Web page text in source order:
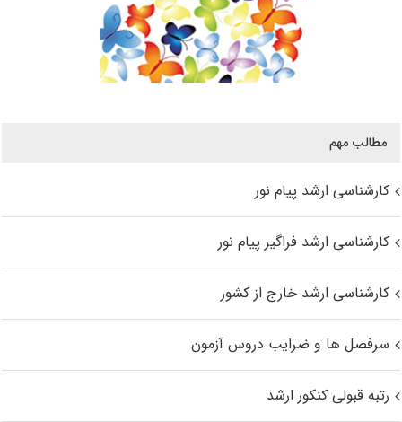
مطالب مهم
کارشناسی ارشد پیام نور
کارشناسی ارشد فراگیر پیام نور
کارشناسی ارشد خارج از کشور
سرفصل ها و ضرایب دروس آزمون
رتبه قبولی کنکور ارشد